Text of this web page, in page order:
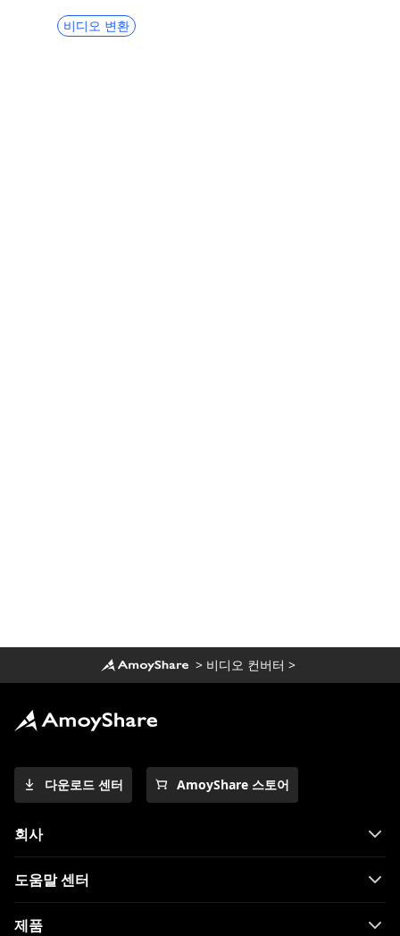
가지 [2023]
비디오 변환
> 비디오 컨버터 >
다운로드 센터 AmoyShare 스토어
회사
도움말 센터
제품